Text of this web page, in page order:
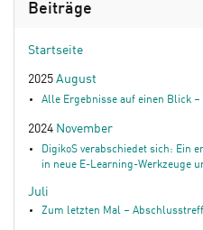
Beiträge
Startseite
2025 August
Alle Ergebnisse auf einen Blick
2024 November
DigikoS verabschiedet sich: Ein
in neue E-Learning-Werkzeuge
Juli
Zum letzten Mal –